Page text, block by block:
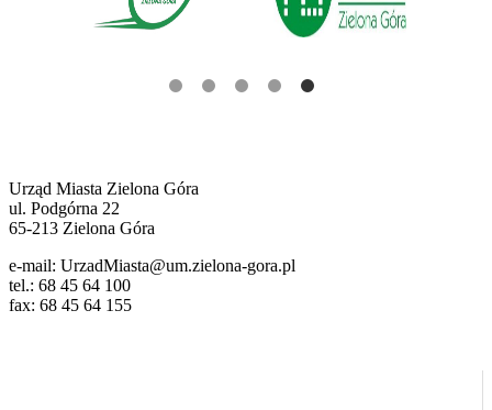
dane
Urząd Miasta Zielona Góra
ul. Podgórna 22
65-213 Zielona Góra
e-mail: UrzadMiasta@um.zielona-gora.pl
tel.: 68 45 64 100
fax: 68 45 64 155